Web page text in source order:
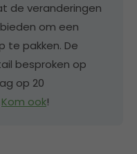
de veranderingen
om een
te pakken. De
besproken op
op 20
Kom ook!